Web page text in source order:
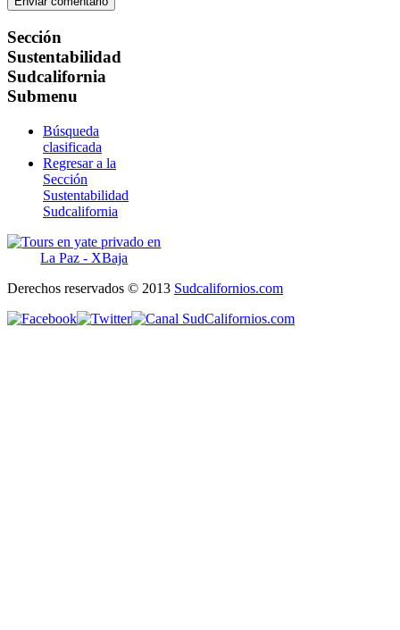
Sección
Sustentabilidad
Sudcalifornia
Submenu
Búsqueda
clasificada
Regresar a la
Sección
Sustentabilidad
Sudcalifornia
Derechos reservados © 2013 Sudcalifornios.com